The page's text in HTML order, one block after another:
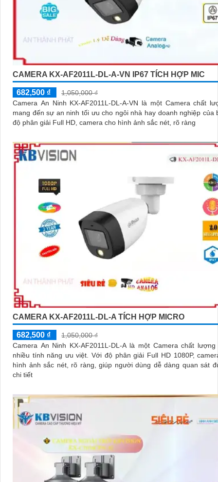
CAMERA KX-AF2011L-DL-A-VN IP67 TÍCH HỢP MIC
682,500 ₫
1,050,000 ₫
Camera An Ninh KX-AF2011L-DL-A-VN là một Camera chất
mang đến sự an ninh tối ưu cho ngôi nhà hay doanh nghiệp của
độ phân giải Full HD, camera cho hình ảnh sắc nét, rõ ràng
CAMERA KX-AF2011L-DL-A TÍCH HỢP MICRO
682,500 ₫
1,050,000 ₫
Camera An Ninh KX-AF2011L-DL-A là một Camera chất
nhiều tính năng ưu việt. Với độ phân giải Full HD 1080P, camera ghi lại
hình ảnh sắc nét, rõ ràng, giúp người dùng dễ dàng quan sát
chi tiết